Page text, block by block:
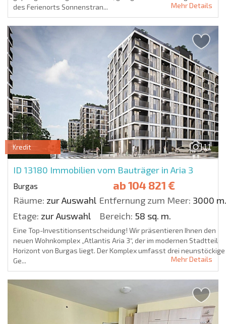
des Ferienorts Sonnenstran...
Mehr Details
11
Kredit
ID 13180 Immobilien vom Bauträger in Aria 3
Burgas ab104 821 €
Räume: zur Auswahl Entfernung zum Meer: 3000 m.
Etage: zur Auswahl Bereich: 58 sq. m.
Eine Top-Investitionsentscheidung! Wir präsentieren Ihnen den
neuen Wohnkomplex „Atlantis Aria 3“, der im modernen Stadtteil
Horizont von Burgas liegt. Der Komplex umfasst drei neunstöckige
Ge...
Mehr Details